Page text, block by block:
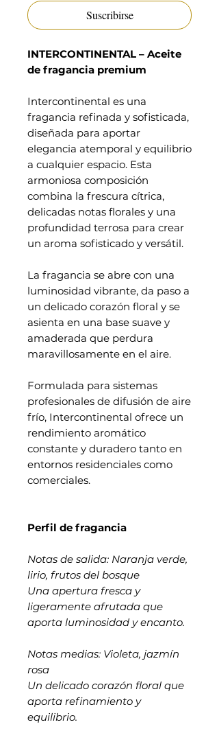
Suscribirse
INTERCONTINENTAL – Aceite
de fragancia premium
Intercontinental es una
fragancia refinada y sofisticada,
diseñada para aportar
elegancia atemporal y equilibrio
a cualquier espacio. Esta
armoniosa composición
combina la frescura cítrica,
delicadas notas florales y una
profundidad terrosa para crear
un aroma sofisticado y versátil.
La fragancia se abre con una
luminosidad vibrante, da paso a
un delicado corazón floral y se
asienta en una base suave y
amaderada que perdura
maravillosamente en el aire.
Formulada para sistemas
profesionales de difusión de aire
frío, Intercontinental ofrece un
rendimiento aromático
constante y duradero tanto en
entornos residenciales como
comerciales.
Perfil de fragancia
Notas de salida: Naranja verde,
lirio, frutos del bosque
Una apertura fresca y
ligeramente afrutada que
aporta luminosidad y encanto.
Notas medias: Violeta, jazmín
rosa
Un delicado corazón floral que
aporta refinamiento y
equilibrio.